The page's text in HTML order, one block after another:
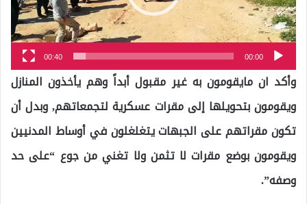
00:00
00:40
وأكد ان مايقومون به غير مقبول أبداً وهم يأخذون المنازل
ويقومون بتحويلها إلى مقرات عسكرية لتجمعاتهم, وبدل أن
تكون مقراتهم على الجبهات يتغلغلون في أوساط المدنيين
ويقومون بوضع مقرات لا تثمن ولا تغني من جوع “على حد
وصفه”.